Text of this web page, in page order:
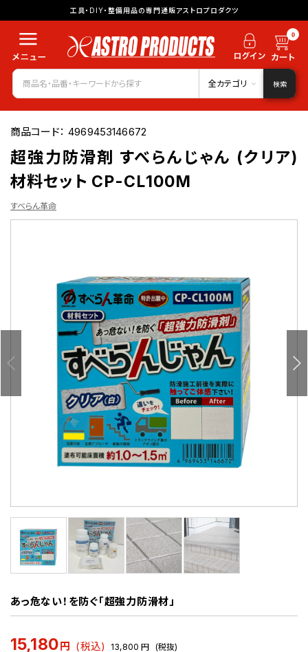
工具・DIY・整備用品の専門通販アストロプロダクツ
0
全カテゴリ 検索
商品コード：4969453146672
超強力防滑剤 すべらんじゃん (クリア)
材料セット CP-CL100M
すべらん革命
あっ危ない！を防ぐ「超強力防滑材」
15,180 円 (税込) 13,800 円 (税抜)